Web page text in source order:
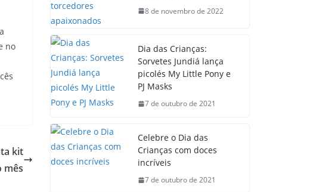
no
kit
mês
8 de novembro de 2022
Dia das Crianças:
Sorvetes Jundiá lança
picolés My Little Pony e
PJ Masks
7 de outubro de 2021
Celebre o Dia das
Crianças com doces
incríveis
7 de outubro de 2021